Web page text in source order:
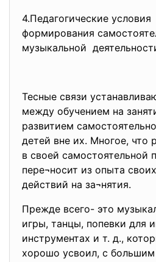
4.Педагогические условия
формирования
музыкальной
Тесные связи
между обучением на
развитием
детей вне их. Многое, что
в своей самостоятельной
пере¬носит из опыта
действий на за¬нятия.
Прежде всего- это
игры, танцы, попевки для
инструментах и т. д.,
хорошо усвоил, с